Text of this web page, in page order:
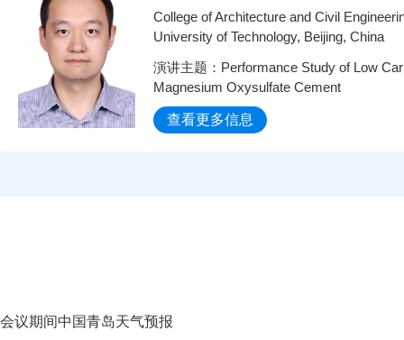
College of Architecture and Civil
University of Technology, Beijing, China
演讲主题：Performance Study of Low
Magnesium Oxysulfate Cement
查看更多信息
会议期间中国青岛天气预报